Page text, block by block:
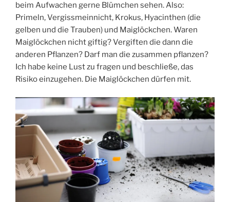
beim Aufwachen gerne Blümchen sehen. Also:
Primeln, Vergissmeinnicht, Krokus, Hyacinthen (die
gelben und die Trauben) und Maiglöckchen. Waren
Maiglöckchen nicht giftig? Vergiften die dann die
anderen Pflanzen? Darf man die zusammen pflanzen?
Ich habe keine Lust zu fragen und beschließe, das
Risiko einzugehen. Die Maiglöckchen dürfen mit.